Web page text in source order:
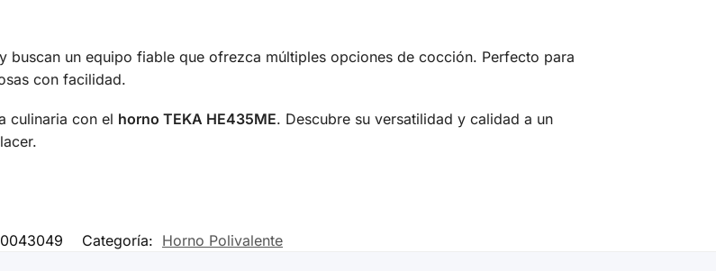
buscan un equipo fiable que ofrezca múltiples opciones de cocción. Perfecto para
con facilidad.
culinaria con el horno TEKA HE435ME. Descubre su versatilidad y calidad a un
Categoría: Horno Polivalente